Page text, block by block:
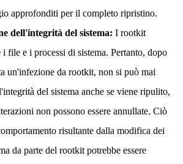
approfonditi per il completo ripristino.
dell'integrità del sistema: I rootkit
i file e i processi di sistema. Pertanto, dopo
un'infezione da rootkit, non si può mai
del sistema anche se viene ripulito,
non possono essere annullate. Ciò
risultante dalla modifica dei
da parte del rootkit potrebbe essere